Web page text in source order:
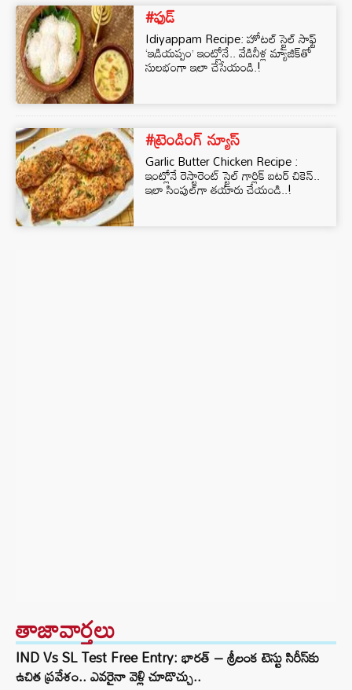
#ఫుడ్
Idiyappam Recipe: హోటల్ స్టైల్ సాఫ్ట్
‘ఇడియప్పం’ ఇంట్లోనే.. వేడినీళ్ల మ్యాజిక్‌తో
సులభంగా ఇలా చేసేయండి.!
#ట్రెండింగ్ న్యూస్
Garlic Butter Chicken Recipe :
ఇంట్లోనే రెస్టారెంట్ స్టైల్ గార్లిక్ బటర్ చికెన్..
ఇలా సింపుల్‌గా తయారు చేయండి..!
తాజావార్తలు
IND Vs SL Test Free Entry: భారత్ – శ్రీలంక టెస్టు సిరీస్‌కు
ఉచిత ప్రవేశం.. ఎవరైనా వెళ్లి చూడొచ్చు..